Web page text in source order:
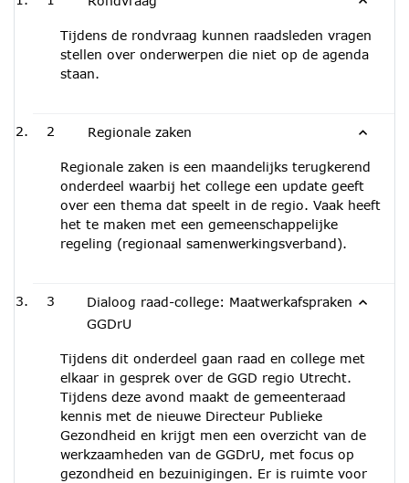
Tijdens de rondvraag kunnen raadsleden vragen
stellen over onderwerpen die niet op de agenda
staan.
2 Regionale zaken
Regionale zaken is een maandelijks terugkerend
onderdeel waarbij het college een update geeft
over een thema dat speelt in de regio. Vaak heeft
het te maken met een gemeenschappelijke
regeling (regionaal samenwerkingsverband).
3
Dialoog raad-college: Maatwerkafspraken
GGDrU
Tijdens dit onderdeel gaan raad en college met
elkaar in gesprek over de GGD regio Utrecht.
Tijdens deze avond maakt de gemeenteraad
kennis met de nieuwe Directeur Publieke
Gezondheid en krijgt men een overzicht van de
werkzaamheden van de GGDrU, met focus op
gezondheid en bezuinigingen. Er is ruimte voor